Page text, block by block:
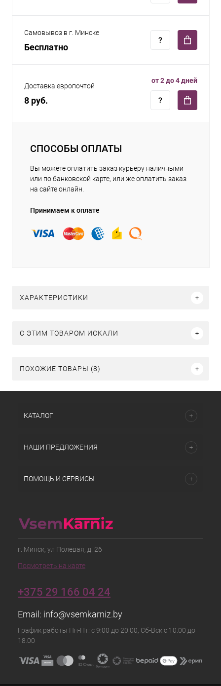
Самовывоз в г. Минске
Бесплатно
Доставка европочтой
8 руб.
от 2 до 4 дней
СПОСОБЫ ОПЛАТЫ
Вы можете оплатить заказ курьеру наличными
или по банковской карте, или же оплатить заказ
на сайте онлайн.
Принимаем к оплате
ХАРАКТЕРИСТИКИ
C ЭТИМ ТОВАРОМ ИСКАЛИ
ПОХОЖИЕ ТОВАРЫ (8)
КАТАЛОГ
НАШИ ПРЕДЛОЖЕНИЯ
ПОМОЩЬ И СЕРВИСЫ
г. Минск, ул Полевая, д. 26
Посмотреть на карте
+375 29 166 04 24
Email: info@vsemkarniz.by
График работы Пн-Пт: с 9:00 до 20:00, Сб-Вск с 10.00 до
18.00